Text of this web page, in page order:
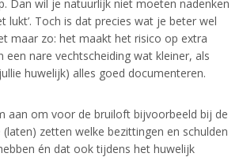
Dan wil je natuurlijk niet moeten nadenken
lukt’. Toch is dat precies wat je beter wel
maar zo: het maakt het risico op extra
nare vechtscheiding wat kleiner, als
huwelijk) alles goed documenteren.
aan om voor de bruiloft bijvoorbeeld bij de
zetten welke bezittingen en schulden
én dat ook tijdens het huwelijk